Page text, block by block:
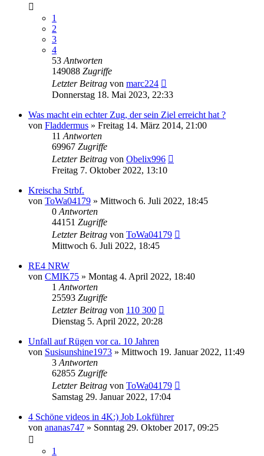
1
2
3
4
53 Antworten
149088 Zugriffe
Letzter Beitrag von marc224
Donnerstag 18. Mai 2023, 22:33
Was macht ein echter Zug, der sein Ziel erreicht hat ?
von Fladdermus » Freitag 14. März 2014, 21:00
11 Antworten
69967 Zugriffe
Letzter Beitrag von Obelix996
Freitag 7. Oktober 2022, 13:10
Kreischa Strbf.
von ToWa04179 » Mittwoch 6. Juli 2022, 18:45
0 Antworten
44151 Zugriffe
Letzter Beitrag von ToWa04179
Mittwoch 6. Juli 2022, 18:45
RE4 NRW
von CMIK75 » Montag 4. April 2022, 18:40
1 Antworten
25593 Zugriffe
Letzter Beitrag von 110 300
Dienstag 5. April 2022, 20:28
Unfall auf Rügen vor ca. 10 Jahren
von Susisunshine1973 » Mittwoch 19. Januar 2022, 11:49
3 Antworten
62855 Zugriffe
Letzter Beitrag von ToWa04179
Samstag 29. Januar 2022, 17:04
4 Schöne videos in 4K:) Job Lokführer
von ananas747 » Sonntag 29. Oktober 2017, 09:25
1